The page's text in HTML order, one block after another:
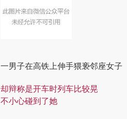
一男子在高铁上伸手猥亵邻座女子
却辩称是开车时列车比较晃
不小心碰到了她